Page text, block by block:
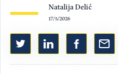
Natalija Delić
17/5/2026